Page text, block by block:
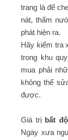
trang là để
nát, thấm
phát hiện ra.
Hãy kiểm tra
trong khu
mua phải
không thể
được.
Giá trị bất
Ngày xưa